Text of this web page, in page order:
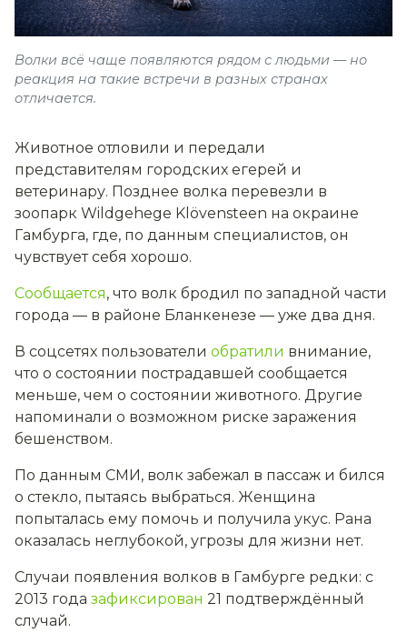
Волки всё чаще появляются рядом с людьми — но
реакция на такие встречи в разных странах
отличается.
Животное отловили и передали
представителям городских егерей и
ветеринару. Позднее волка перевезли в
зоопарк Wildgehege Klövensteen на окраине
Гамбурга, где, по данным специалистов, он
чувствует себя хорошо.
Сообщается, что волк бродил по западной части
города — в районе Бланкенезе — уже два дня.
В соцсетях пользователи обратили внимание,
что о состоянии пострадавшей сообщается
меньше, чем о состоянии животного. Другие
напоминали о возможном риске заражения
бешенством.
По данным СМИ, волк забежал в пассаж и бился
о стекло, пытаясь выбраться. Женщина
попыталась ему помочь и получила укус. Рана
оказалась неглубокой, угрозы для жизни нет.
Случаи появления волков в Гамбурге редки: с
2013 года зафиксирован 21 подтверждённый
случай.